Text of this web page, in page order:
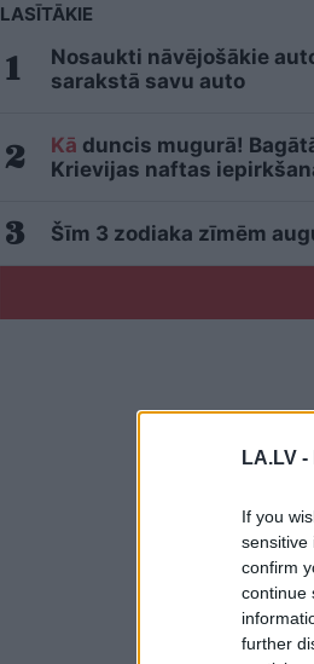
LA.LV -
If you
sensitive
confirm
continue
further
LASĪTĀKIE
Nosaukti nāvējošākie
sarakstā savu auto
Kā duncis mugurā!
Krievijas naftas
Šīm 3 zodiaka zīmēm